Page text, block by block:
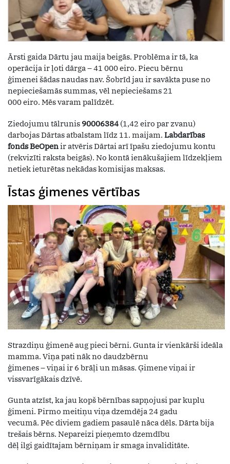
Ārsti gaida Dārtu jau maija beigās. Problēma ir tā, ka
operācija ir ļoti dārga – 41 000 eiro. Piecu bērnu
ģimenei šādas naudas nav. Šobrīd jau ir savākta puse no
nepieciešamās summas, vēl nepieciešams 21
000 eiro. Mēs varam palīdzēt.
Ziedojumu tālrunis 90006384 (1,42 eiro par zvanu)
darbojas Dārtas atbalstam līdz 11. maijam. Labdarības
fonds BeOpenir atvēris Dārtai arī īpašu ziedojumu kontu
(rekvizīti raksta beigās). No kontā ienākušajiem līdzekļiem
netiek ieturētas nekādas komisijas maksas.
Īstas ģimenes vērtības
Strazdiņu ģimenē aug pieci bērni. Gunta ir vienkārši ideāla
mamma. Viņa pati nāk no daudzbērnu
ģimenes – viņai ir 6 brāļi un māsas. Ģimene viņai ir
vissvarīgākais dzīvē.
Gunta atzīst, ka jau kopš bērnības sapņojusi par kuplu
ģimeni. Pirmo meitiņu viņa dzemdēja 24 gadu
vecumā. Pēc diviem gadiem pasaulē nāca dēls. Dārta bija
trešais bērns. Nepareizi pieņemto dzemdību
dēļ ilgi gaidītajam bērniņam ir smaga invaliditāte.